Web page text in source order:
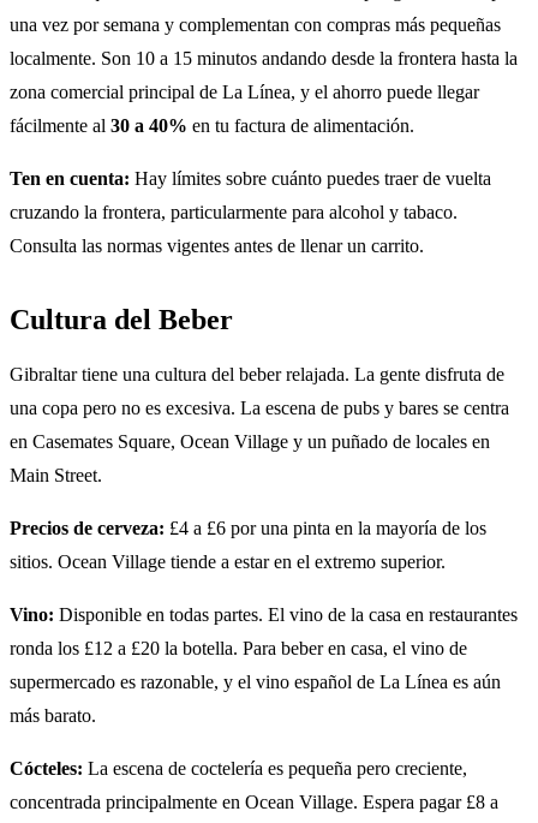
una vez por semana y complementan con compras más pequeñas
localmente. Son 10 a 15 minutos andando desde la frontera hasta la
zona comercial principal de La Línea, y el ahorro puede llegar
fácilmente al 30 a 40% en tu factura de alimentación.
Ten en cuenta: Hay límites sobre cuánto puedes traer de vuelta
cruzando la frontera, particularmente para alcohol y tabaco.
Consulta las normas vigentes antes de llenar un carrito.
Cultura del Beber
Gibraltar tiene una cultura del beber relajada. La gente disfruta de
una copa pero no es excesiva. La escena de pubs y bares se centra
en Casemates Square, Ocean Village y un puñado de locales en
Main Street.
Precios de cerveza: £4 a £6 por una pinta en la mayoría de los
sitios. Ocean Village tiende a estar en el extremo superior.
Vino: Disponible en todas partes. El vino de la casa en restaurantes
ronda los £12 a £20 la botella. Para beber en casa, el vino de
supermercado es razonable, y el vino español de La Línea es aún
más barato.
Cócteles: La escena de coctelería es pequeña pero creciente,
concentrada principalmente en Ocean Village. Espera pagar £8 a